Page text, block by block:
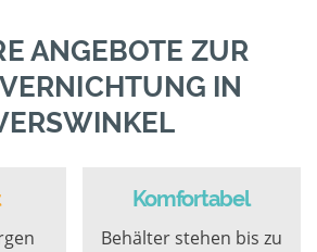
ANGEBOTE ZUR
IN
Komfortabel
Behälter stehen bis zu